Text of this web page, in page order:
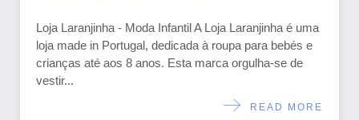
Loja Laranjinha - Moda Infantil A Loja Laranjinha é uma
loja made in Portugal, dedicada à roupa para bebés e
crianças até aos 8 anos. Esta marca orgulha-se de
vestir...
READ MORE